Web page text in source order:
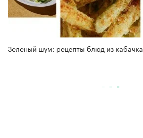
Зеленый шум: рецепты блюд из кабачка